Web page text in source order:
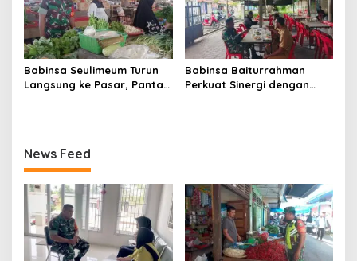
Babinsa Seulimeum Turun
Langsung ke Pasar, Pantau
Babinsa Baiturrahman
Perkuat Sinergi dengan
News Feed